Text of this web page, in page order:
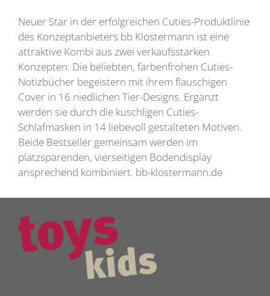
Neuer Star in der erfolgreichen Cuties-Produktlinie
des Konzeptanbieters bb Klostermann ist eine
attraktive Kombi aus zwei verkaufsstarken
Konzepten: Die beliebten, farbenfrohen Cuties-
Notizbücher begeistern mit ihrem flauschigen
Cover in 16 niedlichen Tier-Designs. Ergänzt
werden sie durch die kuschligen Cuties-
Schlafmasken in 14 liebevoll gestalteten Motiven.
Beide Bestseller gemeinsam werden im
platzsparenden, vierseitigen Bodendisplay
ansprechend kombiniert. bb-klostermann.de